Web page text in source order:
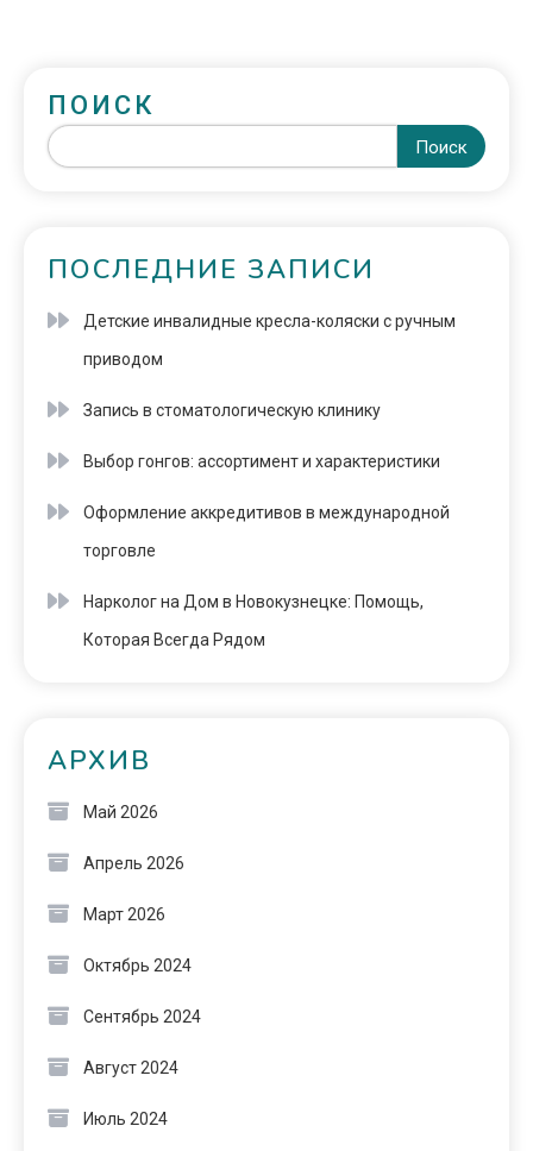
ПОИСК
Поиск
ПОСЛЕДНИЕ ЗАПИСИ
Детские инвалидные кресла-коляски с ручным
приводом
Запись в стоматологическую клинику
Выбор гонгов: ассортимент и характеристики
Оформление аккредитивов в международной
торговле
Нарколог на Дом в Новокузнецке: Помощь,
Которая Всегда Рядом
АРХИВ
Май 2026
Апрель 2026
Март 2026
Октябрь 2024
Сентябрь 2024
Август 2024
Июль 2024